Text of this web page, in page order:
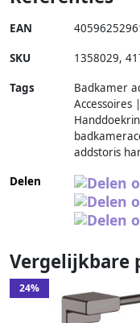
EAN
SKU 1358029,
Tags
Badkamer
addstoris
Delen
Vergelijkbare
24%